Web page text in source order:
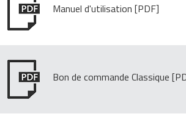
Manuel d'utilisation
Bon de commande Classique